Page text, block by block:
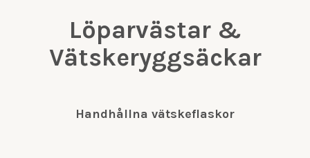
Löparvästar &
Vätskeryggsäckar
Handhållna vätskeflaskor